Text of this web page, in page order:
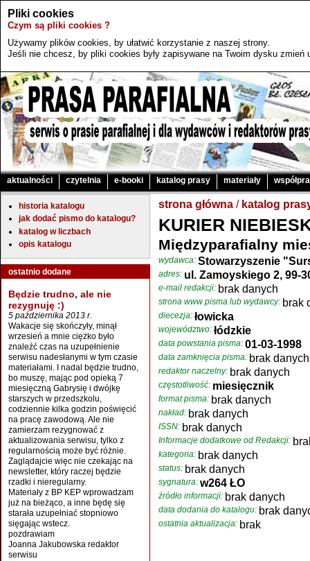
Pliki cookies
Czym są pliki cookies ?
Używamy plików cookies, by ułatwić korzystanie z naszej strony.
Jeśli nie chcesz, by pliki cookies były zapisywane na Twoim dysku zmień
aktualności czytelnia e-booki katalog prasy materiały
historia katalogu
jak dodać pismo do katalogu?
katalog w liczbach
opis katalogu
ostatnio dodane
Będzie trudno, ale nie
rezygnuję :)
5 października 2013 r.
Wakacje się skończyły, minął
wrzesień a mnie ciężko było
znaleźć czas na uzupełnienie
serwisu nadesłanymi w tym czasie
materiałami. I nadal będzie trudno,
bo muszę, mając pod opieką 7
miesięczną Gabrysię i dwójkę
starszych w przedszkolu,
codziennie kilka godzin poświęcić
na pracę zawodową. Ale nie
zamierzam rezygnować z
aktualizowania serwisu, tylko z
regularnością może być różnie.
Zaglądajcie więc nie czekając na
newsletter, który raczej będzie
rzadki i nieregularny.
Materiały z BP KEP wprowadzam
już na bieżąco, a inne będę się
starała uzupełniać stopniowo
sięgając wstecz.
pozdrawiam
Joanna Jakubowska redaktor
serwisu
strona główna / katalog
KURIER
Międzyparafialny
wydawca: Stowarzyszenie
adres: ul. Zamoyskiego 2, 99-
e-mail redakcji: brak danych
strona www pisma lub wydawcy: brak
diecezja: łowicka
województwo: łódzkie
data powstania pisma: 01-03-1998
data zamknięcia pisma: brak danych
redaktor naczelny: brak danych
częstotliwość: miesięcznik
format pisma: brak danych
nakład: brak danych
ISSN: brak danych
Informacje dodatkowe od Redakcji:
kategoria: brak danych
status: brak danych
sygnatura: w264 ŁO
źródło informacji: brak danych
data dodania do katalogu: brak
ostatnia aktualizacja: brak